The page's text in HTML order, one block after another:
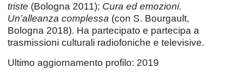
triste (Bologna 2011); Cura ed emozioni.
Un’alleanza complessa (con S. Bourgault,
Bologna 2018). Ha partecipato e partecipa a
trasmissioni culturali radiofoniche e televisive.
Ultimo aggiornamento profilo: 2019